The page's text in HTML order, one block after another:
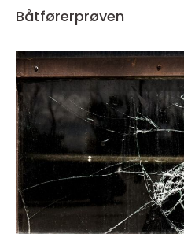
Båtførerprøven